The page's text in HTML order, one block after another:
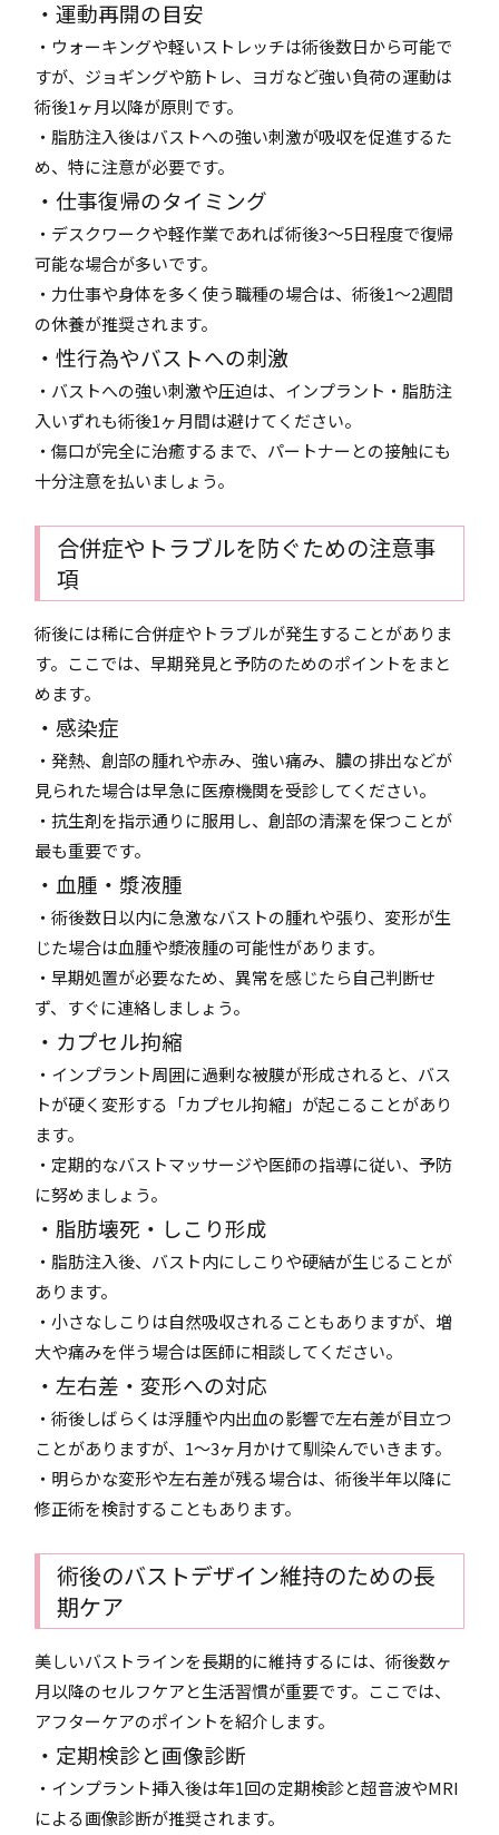
・運動再開の目安
・ウォーキングや軽いストレッチは術後数日から可能で
すが、ジョギングや筋トレ、ヨガなど強い負荷の運動は
術後1ヶ月以降が原則です。
・脂肪注入後はバストへの強い刺激が吸収を促進するた
め、特に注意が必要です。
・仕事復帰のタイミング
・デスクワークや軽作業であれば術後3〜5日程度で復帰
可能な場合が多いです。
・力仕事や身体を多く使う職種の場合は、術後1〜2週間
の休養が推奨されます。
・性行為やバストへの刺激
・バストへの強い刺激や圧迫は、インプラント・脂肪注
入いずれも術後1ヶ月間は避けてください。
・傷口が完全に治癒するまで、パートナーとの接触にも
十分注意を払いましょう。
合併症やトラブルを防ぐための注意事
項
術後には稀に合併症やトラブルが発生することがありま
す。ここでは、早期発見と予防のためのポイントをまと
めます。
・感染症
・発熱、創部の腫れや赤み、強い痛み、膿の排出などが
見られた場合は早急に医療機関を受診してください。
・抗生剤を指示通りに服用し、創部の清潔を保つことが
最も重要です。
・血腫・漿液腫
・術後数日以内に急激なバストの腫れや張り、変形が生
じた場合は血腫や漿液腫の可能性があります。
・早期処置が必要なため、異常を感じたら自己判断せ
ず、すぐに連絡しましょう。
・カプセル拘縮
・インプラント周囲に過剰な被膜が形成されると、バス
トが硬く変形する「カプセル拘縮」が起こることがあり
ます。
・定期的なバストマッサージや医師の指導に従い、予防
に努めましょう。
・脂肪壊死・しこり形成
・脂肪注入後、バスト内にしこりや硬結が生じることが
あります。
・小さなしこりは自然吸収されることもありますが、増
大や痛みを伴う場合は医師に相談してください。
・左右差・変形への対応
・術後しばらくは浮腫や内出血の影響で左右差が目立つ
ことがありますが、1〜3ヶ月かけて馴染んでいきます。
・明らかな変形や左右差が残る場合は、術後半年以降に
修正術を検討することもあります。
術後のバストデザイン維持のための長
期ケア
美しいバストラインを長期的に維持するには、術後数ヶ
月以降のセルフケアと生活習慣が重要です。ここでは、
アフターケアのポイントを紹介します。
・定期検診と画像診断
・インプラント挿入後は年1回の定期検診と超音波やMRI
による画像診断が推奨されます。